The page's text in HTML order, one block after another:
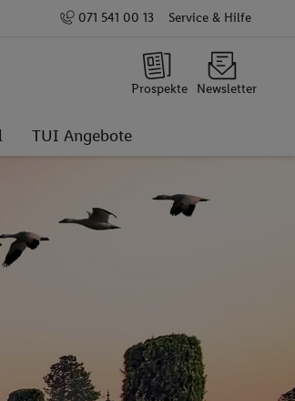
071 541 00 13 Service & Hilfe
Prospekte Newsletter
TUI Angebote